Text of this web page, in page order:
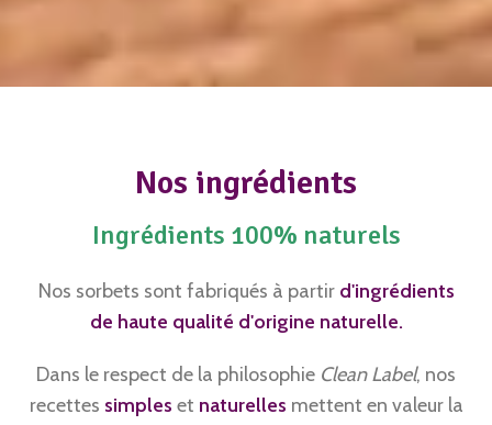
Nos ingrédients
Ingrédients 100% naturels
Nos sorbets sont fabriqués à partir d'ingrédients
de haute qualité d'origine naturelle.
Dans le respect de la philosophie Clean Label, nos
recettes simples et naturelles mettent en valeur la